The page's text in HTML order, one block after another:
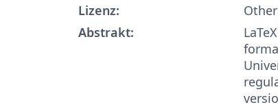
Lizenz:
Abstrakt: